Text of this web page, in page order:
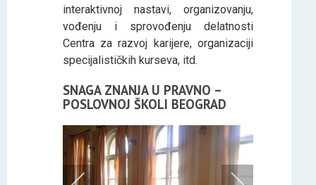
interaktivnoj nastavi, organizovanju,
vođenju i sprovođenju delatnosti
Centra za razvoj karijere, organizaciji
specijalističkih kurseva, itd.
SNAGA ZNANJA U PRAVNO –
POSLOVNOJ ŠKOLI BEOGRAD